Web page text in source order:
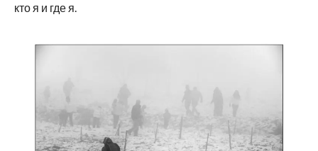
кто я и где я.